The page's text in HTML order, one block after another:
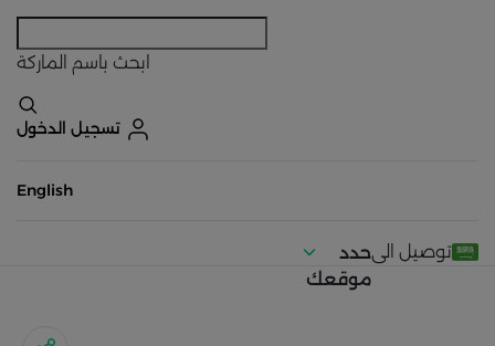
ابحث باسم الماركة
تسجيل الدخول
English
توصيل الىحدد
موقعك